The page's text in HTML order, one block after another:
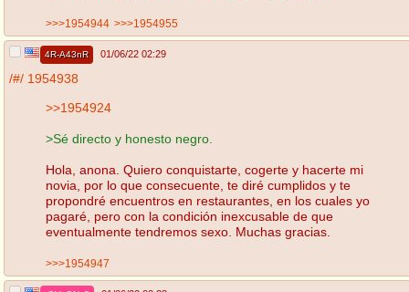
>>>1954944 >>>1954955
4R-A43nR 01/06/22 02:29
/#/ 1954938
>>1954924
>Sé directo y honesto negro.
Hola, anona. Quiero conquistarte, cogerte y hacerte mi
novia, por lo que consecuente, te diré cumplidos y te
propondré encuentros en restaurantes, en los cuales yo
pagaré, pero con la condición inexcusable de que
eventualmente tendremos sexo. Muchas gracias.
>>>1954947